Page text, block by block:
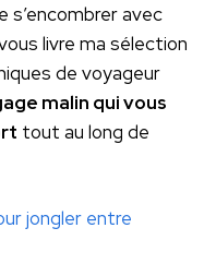
avec
livre ma sélection
de voyageur
malin qui vous
tout au long de
jongler entre